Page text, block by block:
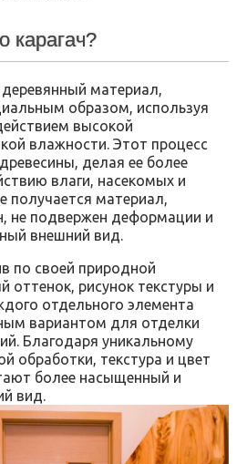
карагач?
материал,
образом, используя
высокой
влажности. Этот процесс
делая ее более
влаги, насекомых и
получается материал,
не подвержен деформации и
внешний вид.
по своей природной
оттенок, рисунок текстуры и
отдельного элемента
вариантом для отделки
Благодаря уникальному
обработки, текстура и цвет
более насыщенный и
вид.